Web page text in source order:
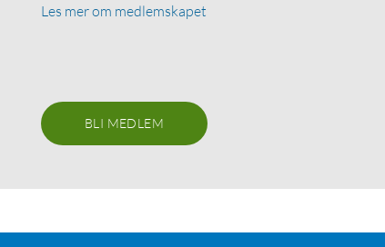
Les mer om medlemskapet
BLI MEDLEM